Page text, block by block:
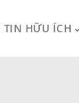
TIN HỮU ÍCH